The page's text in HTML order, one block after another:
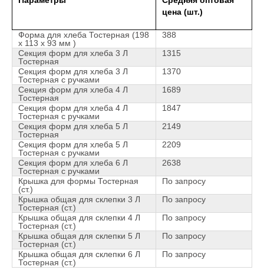
цена (шт.)
Форма для хлеба Тостерная (198
х 113 х 93 мм )
388
Секция форм для хлеба 3 Л
Тостерная
1315
Секция форм для хлеба 3 Л
Тостерная с ручками
1370
Секция форм для хлеба 4 Л
Тостерная
1689
Секция форм для хлеба 4 Л
Тостерная с ручками
1847
Секция форм для хлеба 5 Л
Тостерная
2149
Секция форм для хлеба 5 Л
Тостерная с ручками
2209
Секция форм для хлеба 6 Л
Тостерная с ручками
2638
Крышка для формы Тостерная
(ст.)
По запросу
Крышка общая для склепки 3 Л
Тостерная (ст.)
По запросу
Крышка общая для склепки 4 Л
Тостерная (ст.)
По запросу
Крышка общая для склепки 5 Л
Тостерная (ст.)
По запросу
Крышка общая для склепки 6 Л
Тостерная (ст.)
По запросу